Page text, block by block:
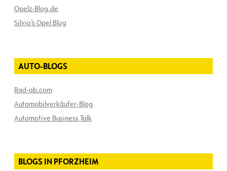
Opelz-Blog.de
Silvio’s Opel Blog
AUTO-BLOGS
Rad-ab.com
Automobilverkäufer-Blog
Automotive Business Talk
BLOGS IN PFORZHEIM